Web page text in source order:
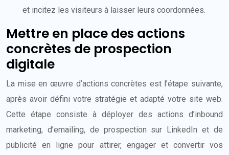
et incitez les visiteurs à laisser leurs coordonnées.
Mettre en place des actions
concrètes de prospection
digitale
La mise en œuvre d’actions concrètes est l’étape suivante,
après avoir défini votre stratégie et adapté votre site web.
Cette étape consiste à déployer des actions d’inbound
marketing, d’emailing, de prospection sur LinkedIn et de
publicité en ligne pour attirer, engager et convertir vos